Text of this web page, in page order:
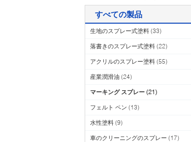
すべての製品
生地のスプレー式塗料 (33)
落書きのスプレー式塗料 (22)
アクリルのスプレー塗料 (55)
産業潤滑油 (24)
マーキング スプレー (21)
フェルト ペン (13)
水性塗料 (9)
車のクリーニングのスプレー (17)